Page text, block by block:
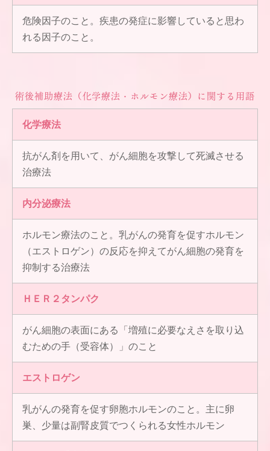
危険因子のこと。疾患の発症に影響していると思わ
れる因子のこと。
術後補助療法（化学療法・ホルモン療法）に関する用語
化学療法
抗がん剤を用いて、がん細胞を攻撃して死滅させる
治療法
内分泌療法
ホルモン療法のこと。乳がんの発育を促すホルモン
（エストロゲン）の反応を抑えてがん細胞の発育を
抑制する治療法
ＨＥＲ２タンパク
がん細胞の表面にある「増殖に必要なえさを取り込
むための手（受容体）」のこと
エストロゲン
乳がんの発育を促す卵胞ホルモンのこと。主に卵
巣、少量は副腎皮質でつくられる女性ホルモン